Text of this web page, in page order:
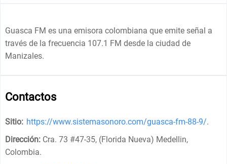
Guasca FM es una emisora colombiana que emite señal a
través de la frecuencia 107.1 FM desde la ciudad de
Manizales.
Contactos
Sitio: https://www.sistemasonoro.com/guasca-fm-88-9/.
Dirección: Cra. 73 #47-35, (Florida Nueva) Medellin,
Colombia.